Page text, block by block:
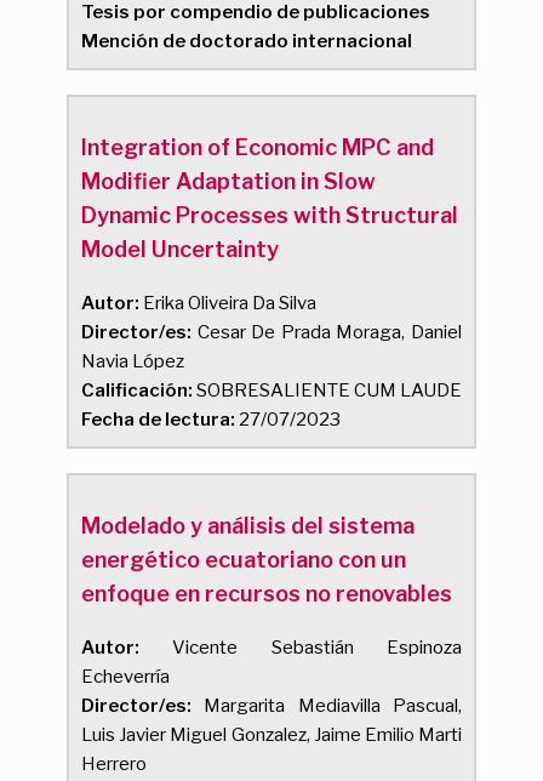
Tesis por compendio de publicaciones
Mención de doctorado internacional
Integration of Economic MPC and
Modifier Adaptation in Slow
Dynamic Processes with Structural
Model Uncertainty
Autor: Erika Oliveira Da Silva
Director/es: Cesar De Prada Moraga, Daniel
Navia López
Calificación: SOBRESALIENTE CUM LAUDE
Fecha de lectura: 27/07/2023
Modelado y análisis del sistema
energético ecuatoriano con un
enfoque en recursos no renovables
Autor: Vicente Sebastián Espinoza
Echeverría
Director/es: Margarita Mediavilla Pascual,
Luis Javier Miguel Gonzalez, Jaime Emilio Marti
Herrero